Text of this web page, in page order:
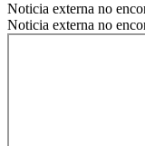
Noticia externa no
Noticia externa no